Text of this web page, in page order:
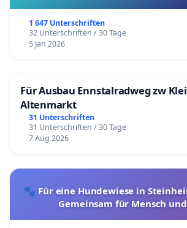
1 647 Unterschriften
32 Unterschriften / 30 Tage
5 Jan 2026
Für Ausbau Ennstalradweg zw
Altenmarkt
31 Unterschriften
31 Unterschriften / 30 Tage
7 Aug 2026
🐾 Für eine Hundewiese in
Gemeinsam für Mensch